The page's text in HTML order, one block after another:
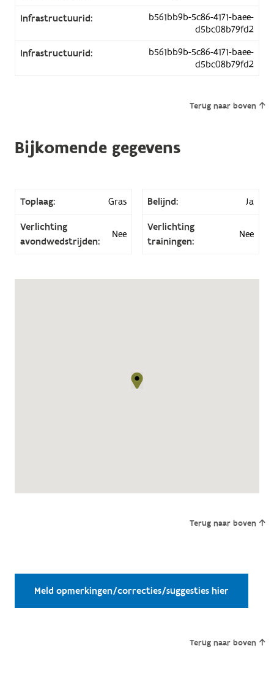
Infrastructuurid:
b561bb9b-5c86-4171-baee-
d5bc08b79fd2
Infrastructuurid:
b561bb9b-5c86-4171-baee-
d5bc08b79fd2
Terug naar boven
Bijkomende gegevens
Toplaag: Gras Belijnd: Ja
Verlichting
avondwedstrijden:
Nee
Verlichting
trainingen:
Nee
Terug naar boven
Meld opmerkingen/correcties/suggesties hier
Terug naar boven